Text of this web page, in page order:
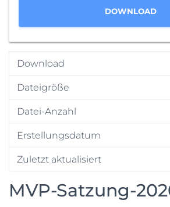
DOWNLOAD
Download
Dateigröße
Datei-Anzahl
Erstellungsdatum
Zuletzt aktualisiert
MVP-Satzung-